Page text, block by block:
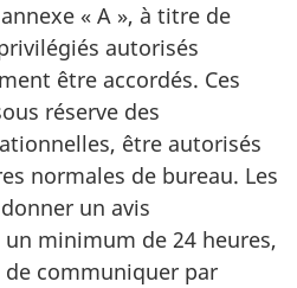
« A », à titre de
autorisés
être accordés. Ces
réserve des
être autorisés
normales de bureau. Les
un avis
minimum de 24 heures,
communiquer par